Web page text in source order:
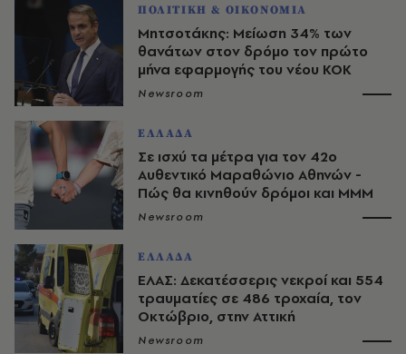
ΠΟΛΙΤΙΚΗ & ΟΙΚΟΝΟΜΙΑ
Μητσοτάκης: Μείωση 34% των
θανάτων στον δρόμο τον πρώτο
μήνα εφαρμογής του νέου ΚΟΚ
Newsroom
ΕΛΛΑΔΑ
Σε ισχύ τα μέτρα για τον 42ο
Αυθεντικό Μαραθώνιο Αθηνών -
Πώς θα κινηθούν δρόμοι και ΜΜΜ
Newsroom
ΕΛΛΑΔΑ
ΕΛΑΣ: Δεκατέσσερις νεκροί και 554
τραυματίες σε 486 τροχαία, τον
Οκτώβριο, στην Αττική
Newsroom